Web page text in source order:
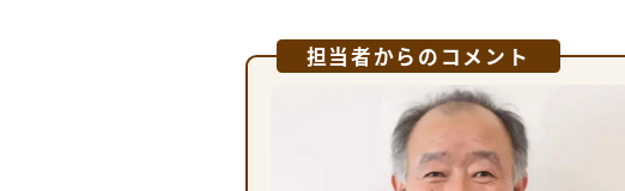
担当者からのコメント